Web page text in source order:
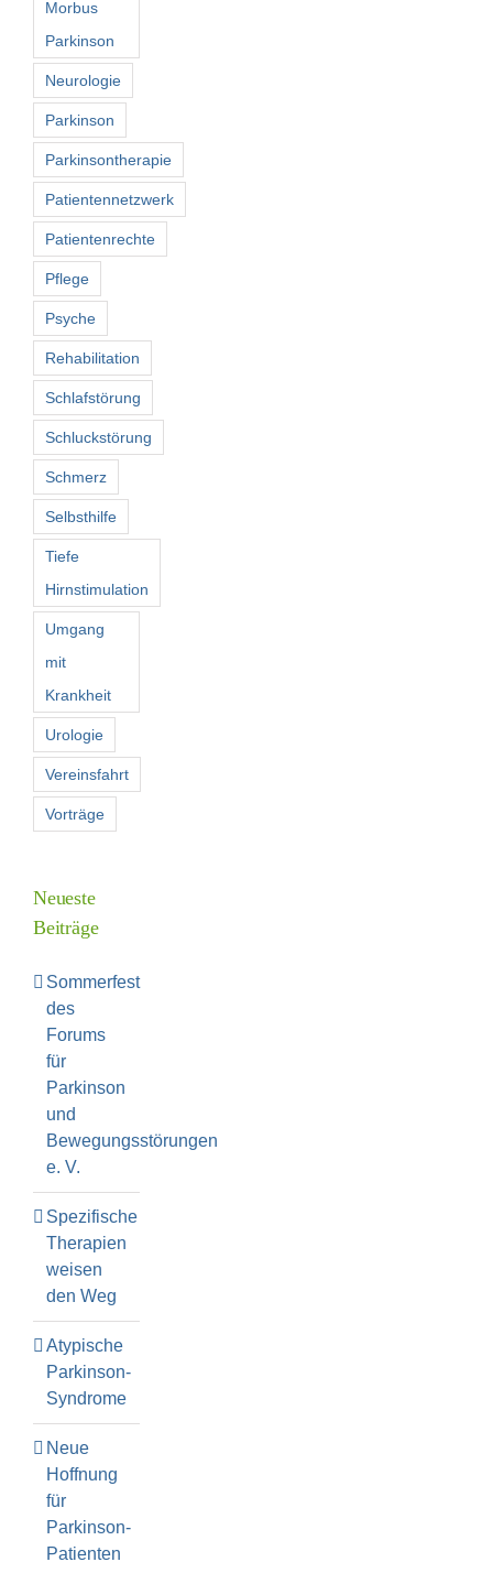
Morbus
Parkinson
Neurologie
Parkinson
Parkinsontherapie
Patientennetzwerk
Patientenrechte
Pflege
Psyche
Rehabilitation
Schlafstörung
Schluckstörung
Schmerz
Selbsthilfe
Tiefe
Hirnstimulation
Umgang
mit
Krankheit
Urologie
Vereinsfahrt
Vorträge
Neueste
Beiträge
Sommerfest
des
Forums
für
Parkinson
und
Bewegungsstörungen
e. V.
Spezifische
Therapien
weisen
den Weg
Atypische
Parkinson-
Syndrome
Neue
Hoffnung
für
Parkinson-
Patienten